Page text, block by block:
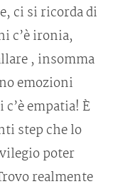
ci si ricorda di
c’è ironia,
, insomma
emozioni
empatia! È
step che lo
poter
realmente